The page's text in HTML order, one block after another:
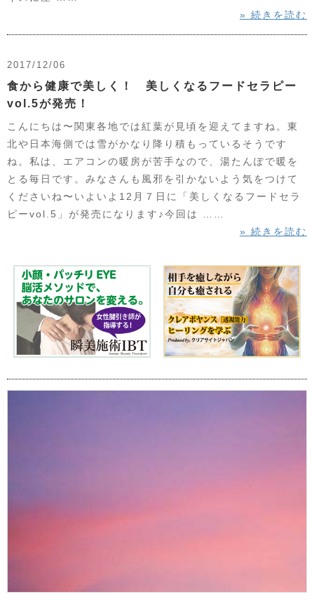
» 続きを読む
2017/12/06
食から健康で美しく！ 美しくなるフードセラピー
vol.5が発売！
こんにちは〜関東各地では紅葉が見頃を迎えてますね。東
北や日本海側では雪がかなり降り積もっているそうです
ね。私は、エアコンの暖房が苦手なので、湯たんぽで暖を
とる毎日です。みなさんも風邪を引かないよう気をつけて
くださいね〜いよいよ12月７日に「美しくなるフードセラ
ピーvol.5」が発売になります♪今回は ……
» 続きを読む